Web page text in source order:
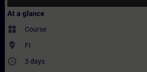
At a glance
widgets Course
where_to_vote FI
access_time 3 days